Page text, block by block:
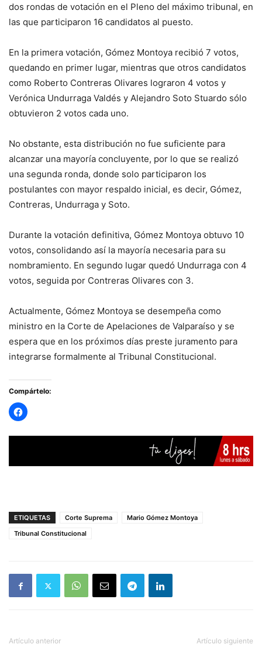
dos rondas de votación en el Pleno del máximo tribunal, en
las que participaron 16 candidatos al puesto.
En la primera votación, Gómez Montoya recibió 7 votos,
quedando en primer lugar, mientras que otros candidatos
como Roberto Contreras Olivares lograron 4 votos y
Verónica Undurraga Valdés y Alejandro Soto Stuardo sólo
obtuvieron 2 votos cada uno.
No obstante, esta distribución no fue suficiente para
alcanzar una mayoría concluyente, por lo que se realizó
una segunda ronda, donde solo participaron los
postulantes con mayor respaldo inicial, es decir, Gómez,
Contreras, Undurraga y Soto.
Durante la votación definitiva, Gómez Montoya obtuvo 10
votos, consolidando así la mayoría necesaria para su
nombramiento. En segundo lugar quedó Undurraga con 4
votos, seguida por Contreras Olivares con 3.
Actualmente, Gómez Montoya se desempeña como
ministro en la Corte de Apelaciones de Valparaíso y se
espera que en los próximos días preste juramento para
integrarse formalmente al Tribunal Constitucional.
Compártelo:
ETIQUETAS Corte Suprema
Mario Gómez Montoya
Tribunal Constitucional
Artículo anterior Artículo siguiente